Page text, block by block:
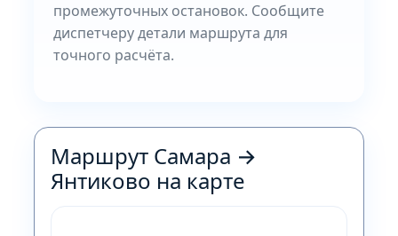
промежуточных остановок. Сообщите
диспетчеру детали маршрута для
точного расчёта.
Маршрут Самара →
Янтиково на карте